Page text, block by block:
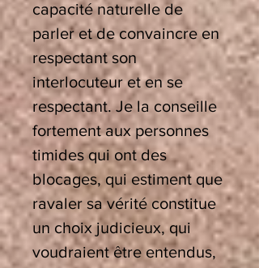
capacité naturelle de
parler et de convaincre en
respectant son
interlocuteur et en se
respectant. Je la conseille
fortement aux personnes
timides qui ont des
blocages, qui estiment que
ravaler sa vérité constitue
un choix judicieux, qui
voudraient être entendus,